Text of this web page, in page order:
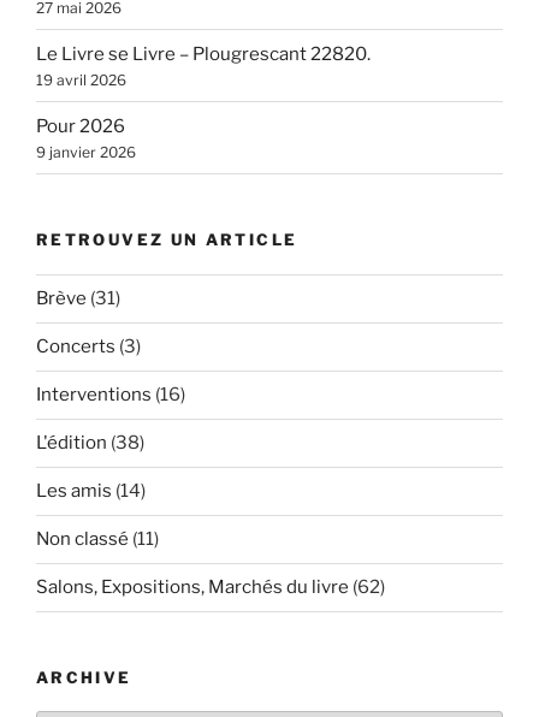
27 mai 2026
Le Livre se Livre – Plougrescant 22820.
19 avril 2026
Pour 2026
9 janvier 2026
RETROUVEZ UN ARTICLE
Brève (31)
Concerts (3)
Interventions (16)
L'édition (38)
Les amis (14)
Non classé (11)
Salons, Expositions, Marchés du livre (62)
ARCHIVE